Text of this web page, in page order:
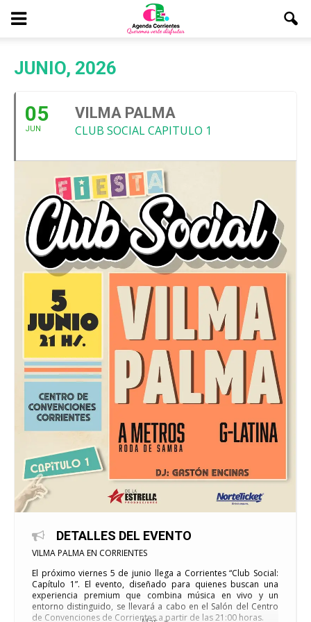
JUNIO, 2026
05
JUN
VILMA PALMA
CLUB SOCIAL CAPITULO 1
DETALLES DEL EVENTO
VILMA PALMA EN CORRIENTES
El próximo viernes 5 de junio llega a Corrientes “Club Social:
Capítulo 1”. El evento, diseñado para quienes buscan una
experiencia premium que combina música en vivo y un
entorno distinguido, se llevará a cabo en el Salón del Centro
de Convenciones de Corrientes a partir de las 21:00 horas.